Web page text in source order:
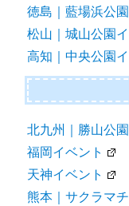
徳島｜藍場浜公
松山｜城山公園
高知｜中央公園
北九州｜勝山公
福岡イベント
天神イベント
熊本｜サクラマ